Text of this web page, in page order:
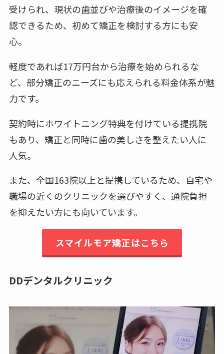
受けられ、現状の歯並びや治療後のイメージを確
認できるため、初めて矯正を検討する方にも安
心。
軽度であれば17万円台から治療を始められるな
ど、部分矯正のニーズにも応えられる料金体系が魅
力です。
契約時にホワイトニング特典を付けている提携院
もあり、矯正と同時に歯の美しさを整えたい人に
人気。
また、全国163院以上と提携しているため、自宅や
職場の近くのクリニックを選びやすく、通院負担
を抑えたい方にも向いています。
スマイルモア矯正はこちら
DDデンタルクリニック